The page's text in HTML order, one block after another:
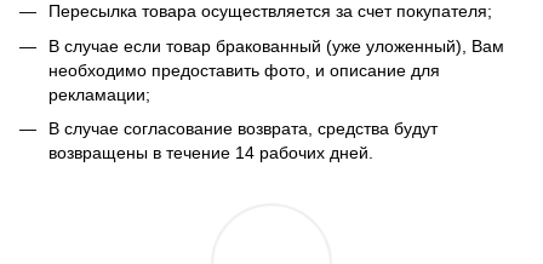
Пересылка товара осуществляется за счет покупателя;
В случае если товар бракованный (уже уложенный), Вам
необходимо предоставить фото, и описание для
рекламации;
В случае согласование возврата, средства будут
возвращены в течение 14 рабочих дней.